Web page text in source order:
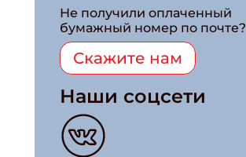
Не получили оплаченный
бумажный номер по почте?
Скажите нам
Наши соцсети